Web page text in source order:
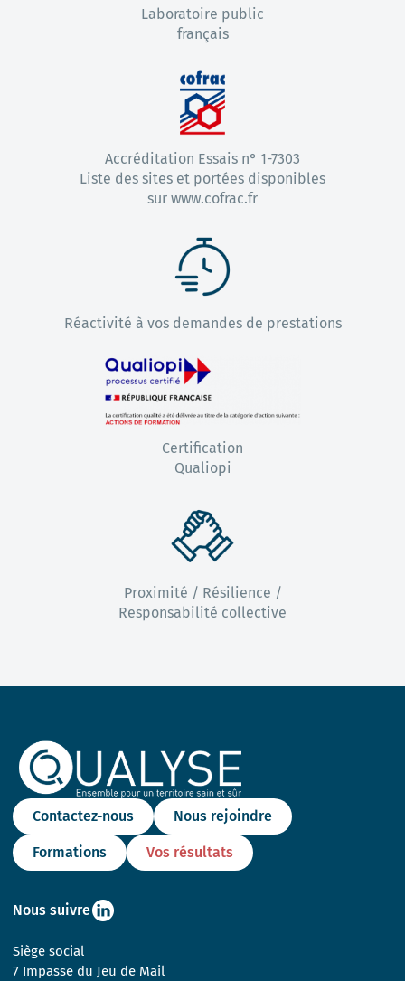
Laboratoire public
français
Accréditation Essais n° 1-7303
Liste des sites et portées disponibles
sur www.cofrac.fr
Réactivité à vos demandes de prestations
Certification
Qualiopi
Proximité / Résilience /
Responsabilité collective
Contactez-nous Nous rejoindre
Formations Vos résultats
Nous suivre
Siège social
7 Impasse du Jeu de Mail